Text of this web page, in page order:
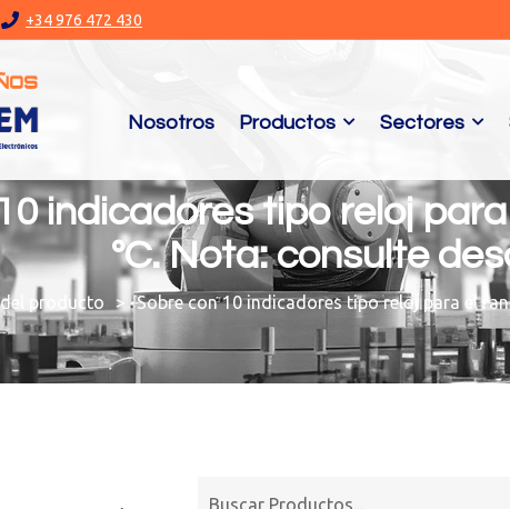
+34 976 472 430
Nosotros Productos Sectores
indicadores tipo reloj
ºC. Nota: consulte
producto Sobre con 10 indicadores tipo reloj para el